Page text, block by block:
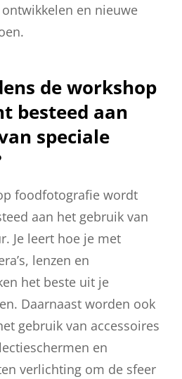
en nieuwe
de workshop
besteed aan
speciale
foodfotografie wordt
aan het gebruik van
Je leert hoe je met
lenzen en
het beste uit je
Daarnaast worden ook
gebruik van accessoires
en
verlichting om de sfeer